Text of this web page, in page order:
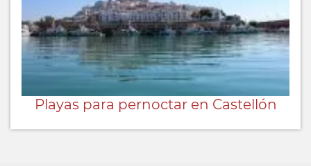
Playas para pernoctar en Castellón